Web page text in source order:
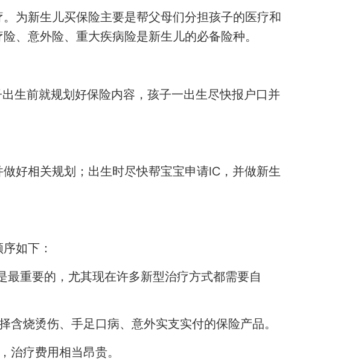
为新生儿买保险主要是帮父母们分担孩子的医疗和
、意外险、重大疾病险是新生儿的必备险种。
生前就规划好保险内容，孩子一出生尽快报户口并
好相关规划；出生时尽快帮宝宝申请IC，并做新生
如下：
重要的，尤其现在许多新型治疗方式都需要自
烧烫伤、手足口病、意外实支实付的保险产品。
治疗费用相当昂贵。